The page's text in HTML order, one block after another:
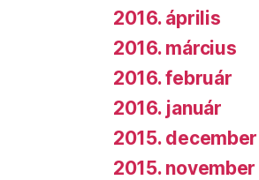
2016. április
2016. március
2016. február
2016. január
2015. december
2015. november